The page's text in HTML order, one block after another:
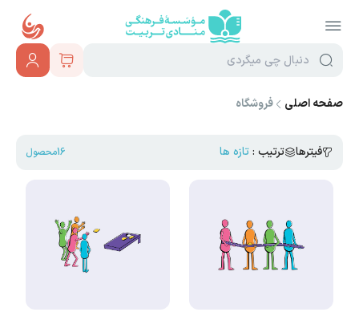
صفحه اصلی فروشگاه
فیترها ترتیب : 16محصول